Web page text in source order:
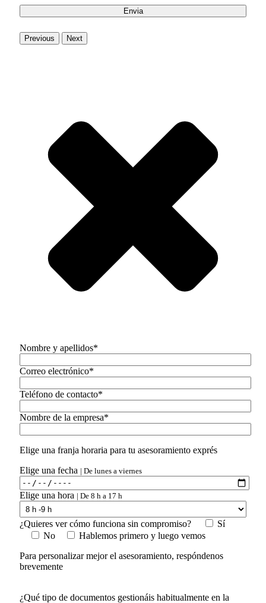
Previous Next
Nombre y apellidos*
Correo electrónico*
Teléfono de contacto*
Nombre de la empresa*
Elige una franja horaria para tu asesoramiento exprés
Elige una fecha | De lunes a viernes
Elige una hora | De 8 h a 17 h
¿Quieres ver cómo funciona sin compromiso?
Sí
No
Hablemos primero y luego vemos
Para personalizar mejor el asesoramiento, respóndenos
brevemente
¿Qué tipo de documentos gestionáis habitualmente en la